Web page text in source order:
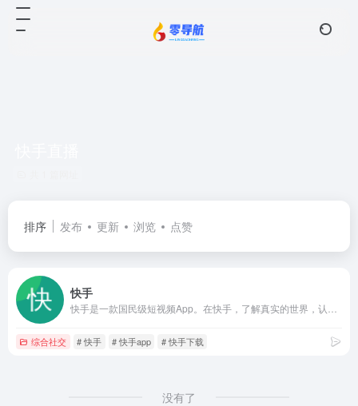
排序 发布 更新 浏览 点赞
快手
综合社交 # 快手 # 快手app # 快手下载
没有了